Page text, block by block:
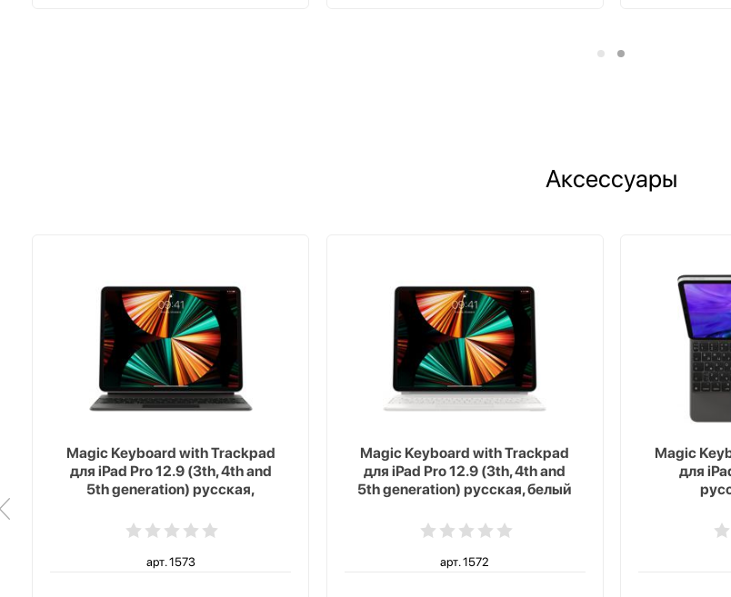
Аксессуары
Magic Keyboard with Trackpad
для iPad Pro 12.9 (3th, 4th and
5th generation) русская,
арт. 1573
Magic Keyboard with Trackpad
для iPad Pro 12.9 (3th, 4th and
5th generation) русская, белый
арт. 1572
Magic
для